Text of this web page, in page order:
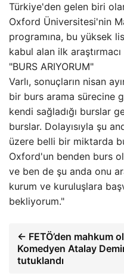
Türkiye'den gelen biri
Oxford Üniversitesi'nin
programına, bu yüksek
kabul alan ilk
"BURS ARIYORUM"
Varlı, sonuçların nisan
bir burs arama sürecine
kendi sağladığı burslar
burslar. Dolayısıyla şu
üzere belli bir miktarda
Oxford'un benden burs
ve ben de şu anda onu
kurum ve kuruluşlara
bekliyorum."
← FETÖ’den mahkum
Komedyen Atalay
tutuklandı